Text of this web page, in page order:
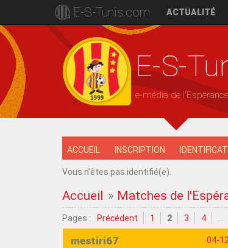
E-S-Tunis.com ACTUALITÉ
E-S-
e-média de
ACCUEIL INSCRIPTION
Vous n'êtes pas identifié(e).
Accueil » Matches de
Pages : Précédent 1 2 3 4
04-
mestiri67